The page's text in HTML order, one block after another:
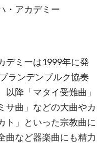
・アカデミー
デミーは1999年に発
ランデンブルク協奏
降「マタイ受難曲」
サ曲」などの大曲やカ
ト」といった宗教曲に
曲など器楽曲にも精力